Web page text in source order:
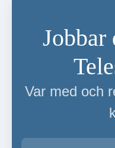
Jobbar
Var med och